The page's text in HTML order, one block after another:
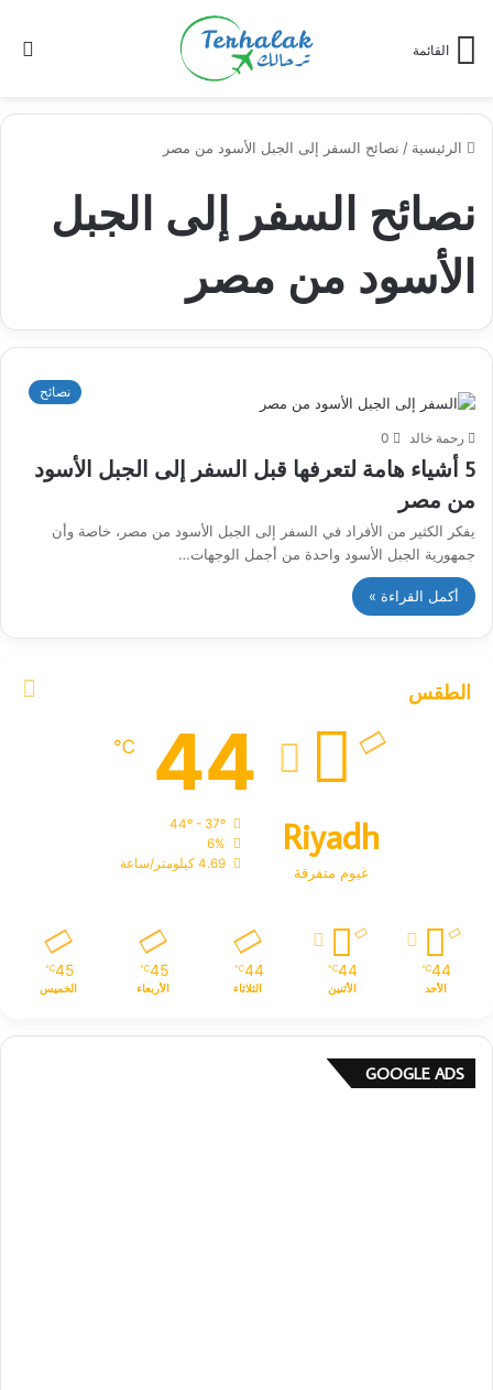
القائمة
الرئيسية / نصائح السفر إلى الجبل الأسود من مصر
نصائح السفر إلى الجبل
الأسود من مصر
نصائح
رحمة خالد 0
5 أشياء هامة لتعرفها قبل السفر إلى الجبل الأسود
من مصر
يفكر الكثير من الأفراد في السفر إلى الجبل الأسود من مصر، خاصة وأن
جمهورية الجبل الأسود واحدة من أجمل الوجهات…
أكمل القراءة »
الطقس
Riyadh
غيوم متفرقة
44
℃
6%
4.69 كيلومتر/ساعة
44
℃
الأحد
44
℃
الأثنين
44
℃
الثلاثاء
45
℃
الأربعاء
45
℃
الخميس
GOOGLE ADS